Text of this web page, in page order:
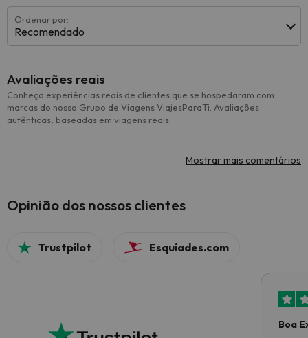
Ordenar por:
Recomendado
Avaliações reais
Conheça experiências reais de clientes que se hospedaram com
marcas do nosso Grupo de Viagens ViajesParaTi. Avaliações
autênticas, baseadas em viagens reais.
Mostrar mais comentários
Opinião dos nossos clientes
Trustpilot Esquiades.com
Boa